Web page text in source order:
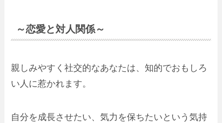
～恋愛と対人関係～
親しみやすく社交的なあなたは、知的でおもしろ
い人に惹かれます。
自分を成長させたい、気力を保ちたいという気持